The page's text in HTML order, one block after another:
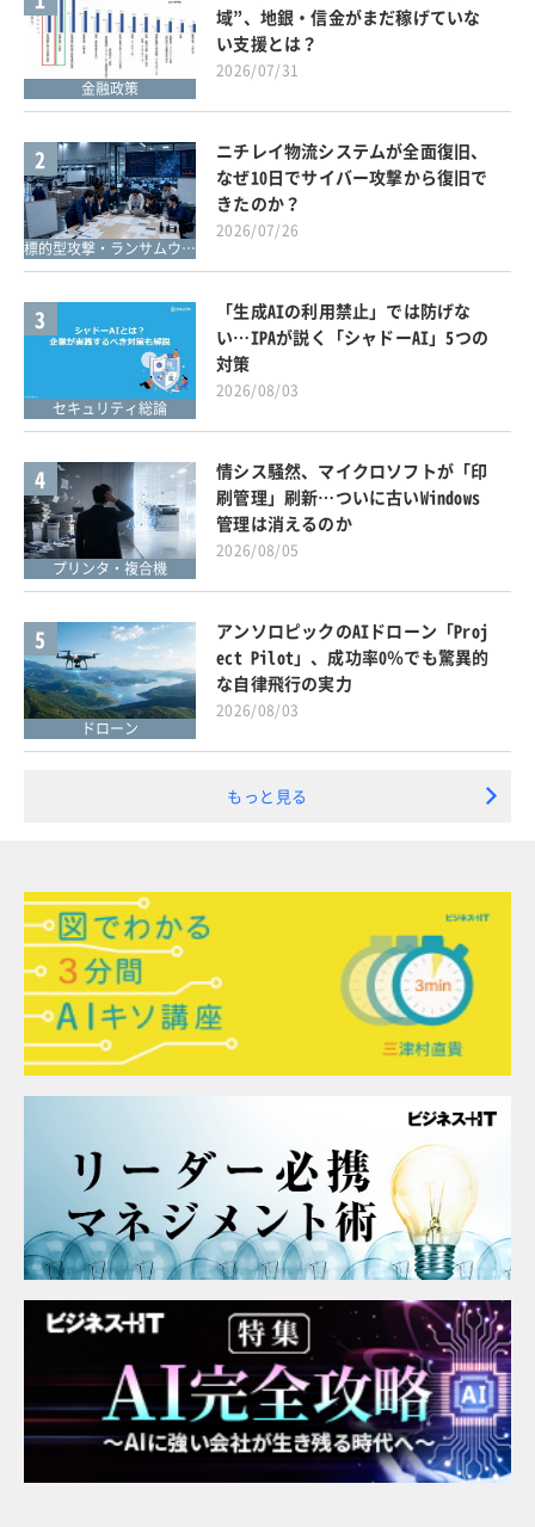
金融政策
域”、地銀・信金がまだ稼げていな
い支援とは？
2026/07/31
2
標的型攻撃・ランサムウェア対策
ニチレイ物流システムが全面復旧、
なぜ10日でサイバー攻撃から復旧で
きたのか？
2026/07/26
3
セキュリティ総論
「生成AIの利用禁止」では防げな
い…IPAが説く「シャドーAI」5つの
対策
2026/08/03
4
プリンタ・複合機
情シス騒然、マイクロソフトが「印
刷管理」刷新…ついに古いWindows
管理は消えるのか
2026/08/05
5
ドローン
アンソロピックのAIドローン「Proj
ect Pilot」、成功率0％でも驚異的
な自律飛行の実力
2026/08/03
もっと見る